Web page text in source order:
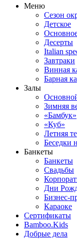
Меню
Сезон
Детское
Десерты
Italian
Завтраки
Винная
Барная
Залы
Зимняя
«Бамбук»
«Куб»
Летняя
Беседки
Банкеты
Банкеты
Свадьбы
Дни
Бизнес-
Караоке
Сертификаты
Bamboo.Kids
Добрые дела